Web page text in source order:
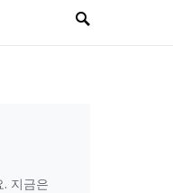
지금은